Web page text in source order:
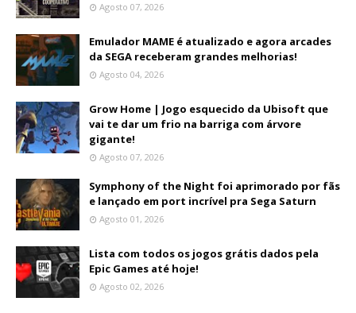
Agosto 07, 2026
Emulador MAME é atualizado e agora arcades
da SEGA receberam grandes melhorias!
Agosto 04, 2026
Grow Home | Jogo esquecido da Ubisoft que
vai te dar um frio na barriga com árvore
gigante!
Agosto 07, 2026
Symphony of the Night foi aprimorado por fãs
e lançado em port incrível pra Sega Saturn
Agosto 01, 2026
Lista com todos os jogos grátis dados pela
Epic Games até hoje!
Agosto 02, 2026